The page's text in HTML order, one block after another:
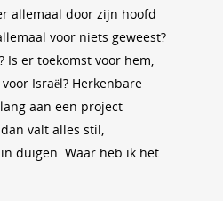
allemaal door zijn hoofd
voor niets geweest?
Is er toekomst voor hem,
Israël? Herkenbare
aan een project
valt alles stil,
duigen. Waar heb ik het